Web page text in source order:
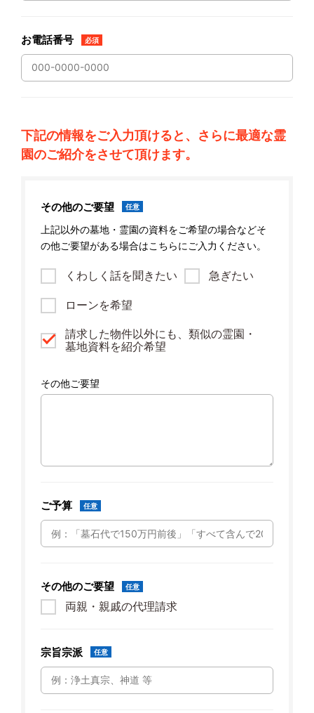
お電話番号 必須
下記の情報をご入力頂けると、さらに最適な霊
園のご紹介をさせて頂けます。
その他のご要望 任意
上記以外の墓地・霊園の資料をご希望の場合などそ
の他ご要望がある場合はこちらにご入力ください。
くわしく話を聞きたい 急ぎたい
ローンを希望
請求した物件以外にも、類似の霊園・
墓地資料を紹介希望
その他ご要望
ご予算 任意
その他のご要望 任意
両親・親戚の代理請求
宗旨宗派 任意